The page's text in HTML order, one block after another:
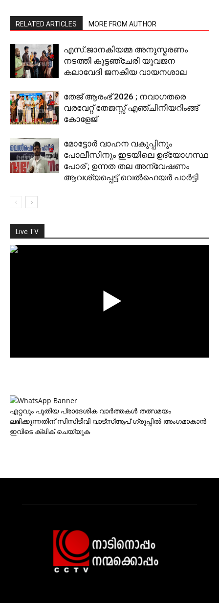
RELATED ARTICLES MORE FROM AUTHOR
എസ്.ജാനകിയമ്മ അനുസ്മരണം
നടത്തി കുട്ടഞ്ചേരി യുവജന
കലാവേദി ജനകീയ വായനശാല
തേജ് ആരംഭ് 2026 ; നവാഗതരെ
വരവേറ്റ് തേജസ്സ് എഞ്ചിനീയറിംങ്ങ്
കോളേജ്
മോട്ടോര്‍ വാഹന വകുപ്പിനും
പോലീസിനും ഇടയിലെ ഉദ്യോഗസ്ഥ
പോര് ; ഉന്നത തല അന്വേഷണം
ആവശ്യപ്പെട്ട് വെല്‍ഫെയര്‍ പാര്‍ട്ടി
Live TV
എറ്റവും പുതിയ പ്രാദേശിക വാര്‍ത്തകള്‍ തത്സമയം
ലഭിക്കുന്നതിന് സിസിടിവി വാട്‌സ്ആപ് ഗ്രൂപ്പില്‍ അംഗമാകാന്‍
ഇവിടെ ക്ലിക് ചെയ്യുക